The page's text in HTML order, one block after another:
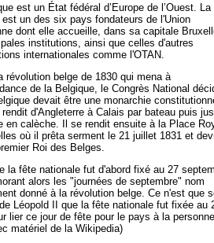
est un État fédéral d’Europe de l’Ouest. La
est un des six pays fondateurs de l'Union
dont elle accueille, dans sa capitale
institutions, ainsi que celles d'autres
internationales comme l'OTAN.
révolution belge de 1830 qui mena à
de la Belgique, le Congrès National
devait être une monarchie
rendit d'Angleterre à Calais par bateau puis
en calèche. Il se rendit ensuite à la Place
où il prêta serment le 21 juillet 1831 et
Roi des Belges.
la fête nationale fut d'abord fixé au 27
alors les "journées de septembre" nom
donné à la révolution belge. Ce n'est que
Léopold II que la fête nationale fut fixée au
lier ce jour de fête pour le pays à la
matériel de la Wikipedia)